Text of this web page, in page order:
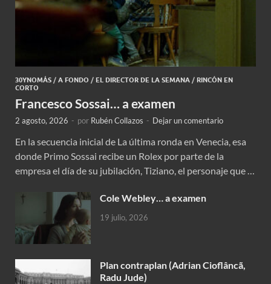
30YNOMÁS / A FONDO / EL DIRECTOR DE LA SEMANA / RINCÓN EN
CORTO
Francesco Sossai… a examen
2 agosto, 2026 - por Rubén Collazos - Dejar un comentario
En la secuencia inicial de La última ronda en Venecia, esa
donde Primo Sossai recibe un Rolex por parte de la
empresa el día de su jubilación, Tiziano, el personaje que …
Cole Webley… a examen
19 julio, 2026
Plan contraplan (Adrian Cioflâncã,
Radu Jude)